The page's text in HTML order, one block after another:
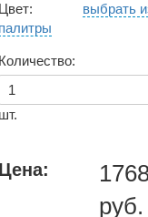
Цвет:
выбрать
палитры
Количество:
шт.
Цена:
руб.